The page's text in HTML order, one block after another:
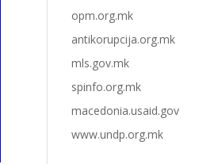
opm.org.mk
antikorupcija.org.mk
mls.gov.mk
spinfo.org.mk
macedonia.usaid.gov
www.undp.org.mk